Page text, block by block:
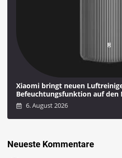
Xiaomi bringt neuen
Befeuchtungsfunktion auf den
6. August 2026
Neueste Kommentare